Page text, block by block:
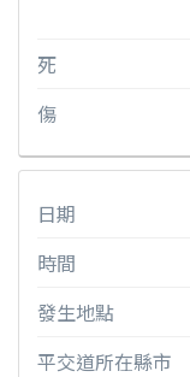
死
傷
日期
時間
發生地點
平交道所在縣市